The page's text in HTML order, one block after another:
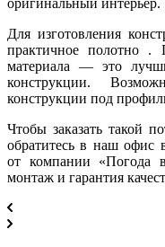
оригинальный интерьер.
Для изготовления
практичное полотно .
материала — это
конструкции.
конструкции под
Чтобы заказать такой
обратитесь в наш офис
от компании «Погода
монтаж и гарантия